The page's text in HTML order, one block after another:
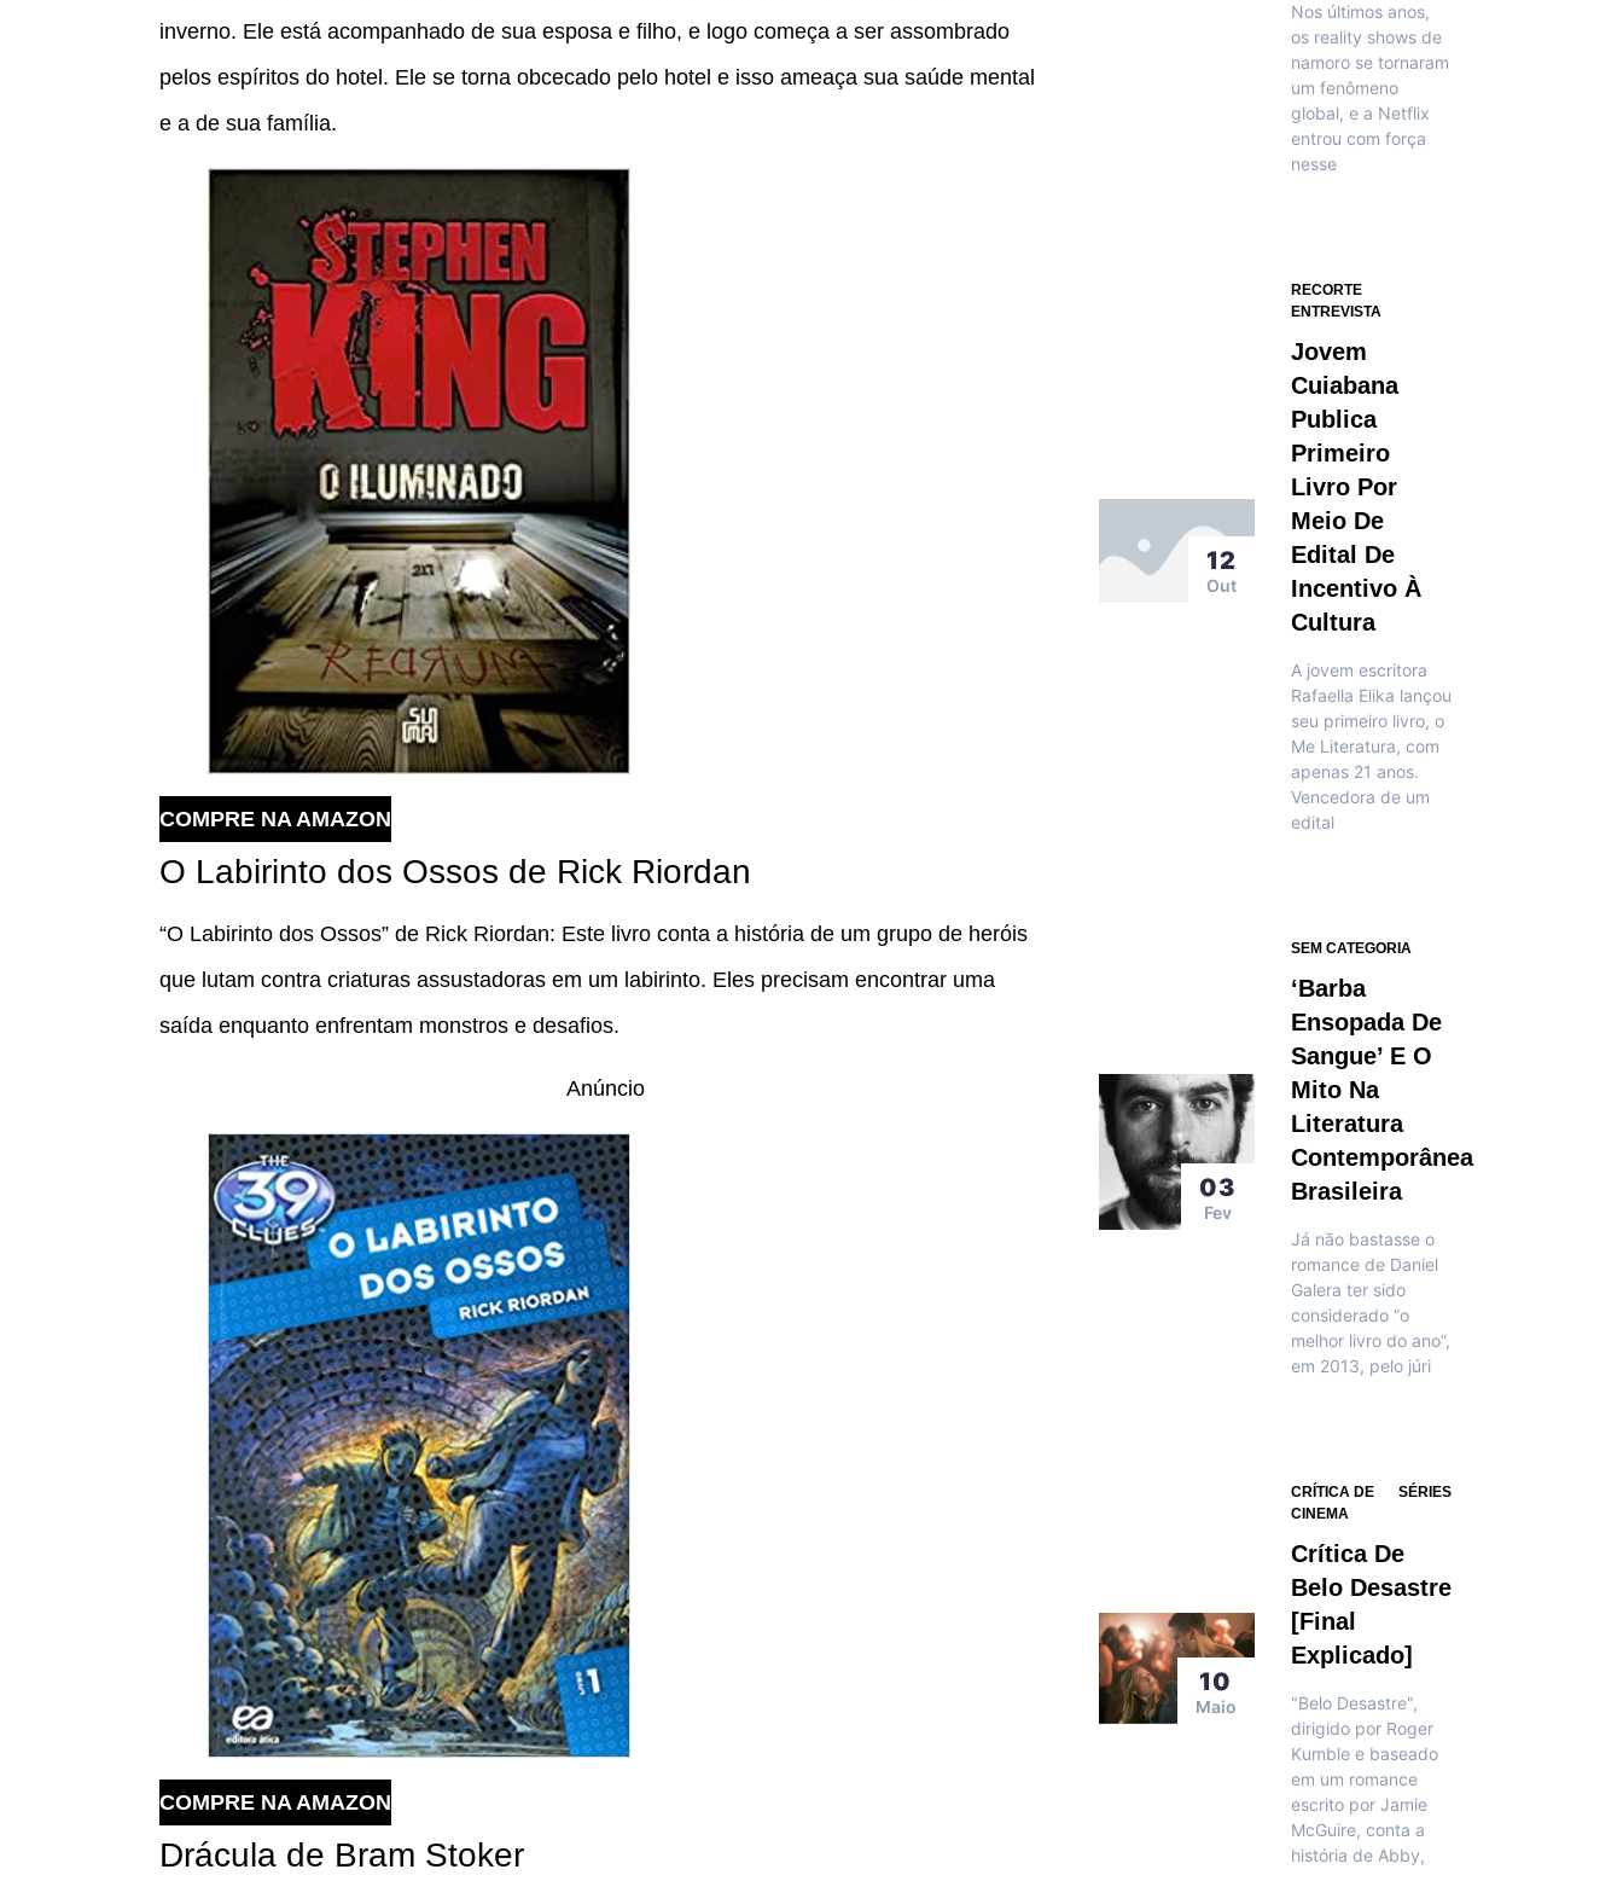
inverno. Ele está acompanhado de sua esposa e filho, e logo começa a ser assombrado
pelos espíritos do hotel. Ele se torna obcecado pelo hotel e isso ameaça sua saúde mental
e a de sua família.
COMPRE NA AMAZON
O Labirinto dos Ossos de Rick Riordan
“O Labirinto dos Ossos” de Rick Riordan: Este livro conta a história de um grupo de heróis
que lutam contra criaturas assustadoras em um labirinto. Eles precisam encontrar uma
saída enquanto enfrentam monstros e desafios.
Anúncio
COMPRE NA AMAZON
Drácula de Bram Stoker
Nos últimos anos,
os reality shows de
namoro se tornaram
um fenômeno
global, e a Netflix
entrou com força
nesse
12
Out
RECORTE
ENTREVISTA
Jovem
Cuiabana
Publica
Primeiro
Livro Por
Meio De
Edital De
Incentivo À
Cultura
A jovem escritora
Rafaella Elika lançou
seu primeiro livro, o
Me Literatura, com
apenas 21 anos.
Vencedora de um
edital
03
Fev
SEM CATEGORIA
‘Barba
Ensopada De
Sangue’ E O
Mito Na
Literatura
Contemporânea
Brasileira
Já não bastasse o
romance de Daniel
Galera ter sido
considerado “o
melhor livro do ano”,
em 2013, pelo júri
10
Maio
CRÍTICA DE
CINEMA
SÉRIES
Crítica De
Belo Desastre
[Final
Explicado]
"Belo Desastre",
dirigido por Roger
Kumble e baseado
em um romance
escrito por Jamie
McGuire, conta a
história de Abby,